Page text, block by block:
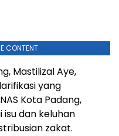
CONTENT
Mastilizal Aye,
yang
Kota Padang,
dan keluhan
zakat.